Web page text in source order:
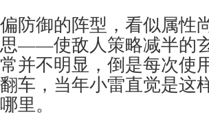
防御的阵型，看似属性
——使敌人策略减半的
并不明显，倒是每次使
车，当年小雷直觉是这
里。